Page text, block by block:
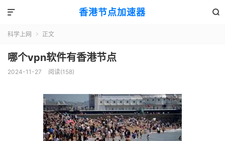
香港节点加速器 

科学上网  正文
哪个vpn软件有香港节点
2024-11-27 阅读(158)